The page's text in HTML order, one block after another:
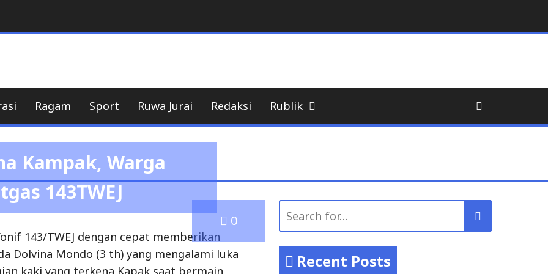
Ragam Sport Ruwa Jurai Redaksi Rublik
0
Kampak, Warga
143TWEJ
143/TWEJ dengan cepat memberikan
Dolvina Mondo (3 th) yang mengalami luka
kaki yang terkena Kapak saat bermain
Search
Recent Posts